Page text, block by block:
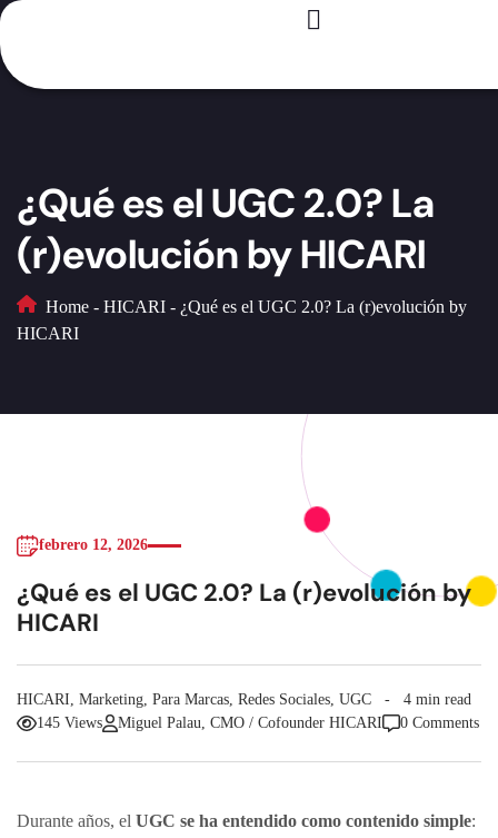
¿Qué es el UGC 2.0? La
(r)evolución by HICARI
Home - HICARI - ¿Qué es el UGC 2.0? La (r)evolución by
HICARI
febrero 12, 2026
¿Qué es el UGC 2.0? La (r)evolución by
HICARI
HICARI, Marketing, Para Marcas, Redes Sociales, UGC
4 min read
145 Views
Miguel Palau, CMO / Cofounder HICARI 0 Comments
Durante años, el UGC se ha entendido como contenido simple: